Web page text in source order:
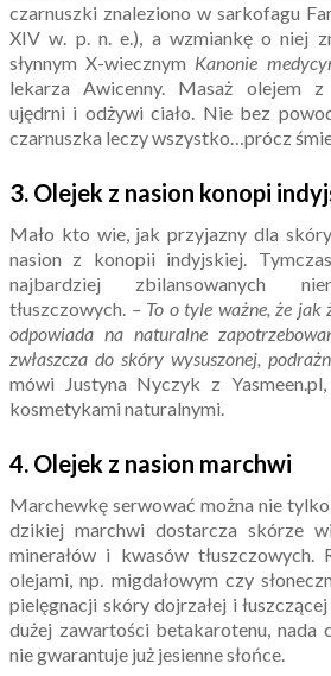
czarnuszki znaleziono w sarkofagu
XIV w. p. n. e.), a wzmiankę o niej
słynnym X-wiecznym Kanonie
lekarza Awicenny. Masaż olejem z
ujędrni i odżywi ciało. Nie bez
czarnuszka leczy wszystko…prócz
3. Olejek z nasion konopi
Mało kto wie, jak przyjazny dla
nasion z konopii indyjskiej.
najbardziej zbilansowanych
tłuszczowych. – To o tyle ważne, że jak
odpowiada na naturalne
zwłaszcza do skóry wysuszonej,
mówi Justyna Nyczyk z
kosmetykami naturalnymi.
4. Olejek z nasion marchwi
Marchewkę serwować można nie
dzikiej marchwi dostarcza skórze
minerałów i kwasów tłuszczowych.
olejami, np. migdałowym czy
pielęgnacji skóry dojrzałej i
dużej zawartości betakarotenu, nada
nie gwarantuje już jesienne słońce.